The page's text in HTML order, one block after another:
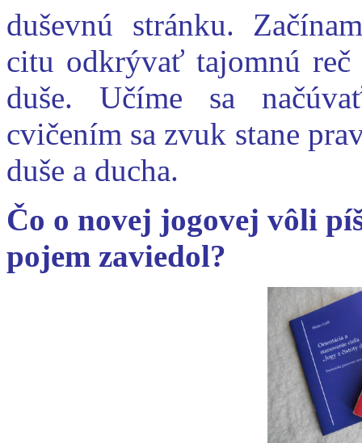
duševnú stránku.
citu odkrývať tajomnú
duše. Učíme sa
cvičením sa zvuk stane
duše a ducha.
Čo o novej jogovej vôli
pojem zaviedol?